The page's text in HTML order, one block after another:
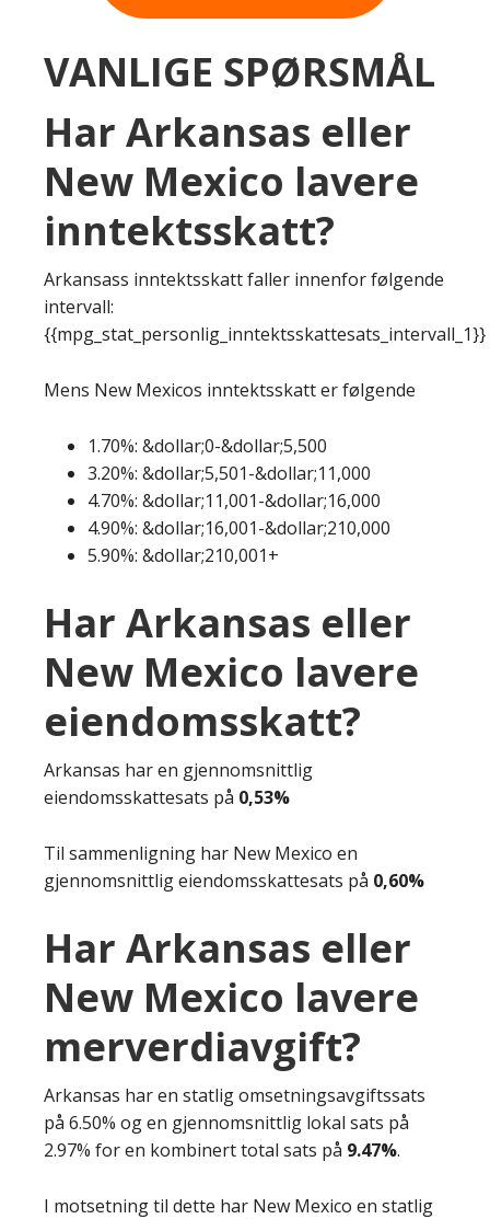
VANLIGE SPØRSMÅL
Har Arkansas eller
New Mexico lavere
inntektsskatt?
Arkansass inntektsskatt faller innenfor følgende
intervall:
{{mpg_stat_personlig_inntektsskattesats_intervall_1}}
Mens New Mexicos inntektsskatt er følgende
1.70%: &dollar;0-&dollar;5,500
3.20%: &dollar;5,501-&dollar;11,000
4.70%: &dollar;11,001-&dollar;16,000
4.90%: &dollar;16,001-&dollar;210,000
5.90%: &dollar;210,001+
Har Arkansas eller
New Mexico lavere
eiendomsskatt?
Arkansas har en gjennomsnittlig
eiendomsskattesats på 0,53%
Til sammenligning har New Mexico en
gjennomsnittlig eiendomsskattesats på 0,60%
Har Arkansas eller
New Mexico lavere
merverdiavgift?
Arkansas har en statlig omsetningsavgiftssats
på 6.50% og en gjennomsnittlig lokal sats på
2.97% for en kombinert total sats på 9.47%.
I motsetning til dette har New Mexico en statlig